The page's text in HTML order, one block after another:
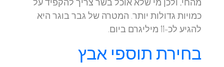
כמויות גדולות יותר. המטרה של גבר בוגר היא
להגיע לכ-11 מיליגרם ביום.
בחירת תוספי אבץ